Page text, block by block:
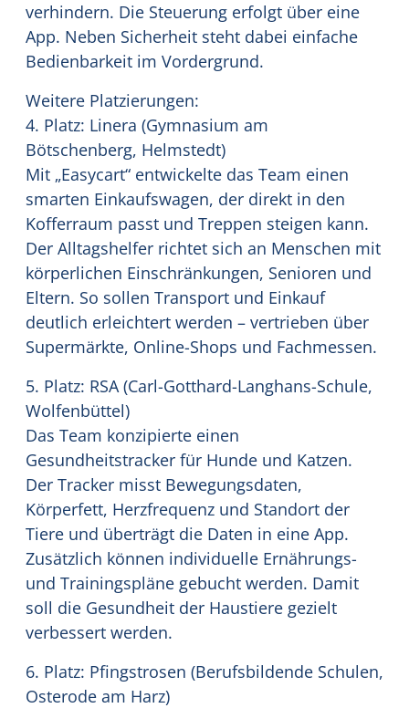
verhindern. Die Steuerung erfolgt über eine
App. Neben Sicherheit steht dabei einfache
Bedienbarkeit im Vordergrund.
Weitere Platzierungen:
4. Platz: Linera (Gymnasium am
Bötschenberg, Helmstedt)
Mit „Easycart“ entwickelte das Team einen
smarten Einkaufswagen, der direkt in den
Kofferraum passt und Treppen steigen kann.
Der Alltagshelfer richtet sich an Menschen mit
körperlichen Einschränkungen, Senioren und
Eltern. So sollen Transport und Einkauf
deutlich erleichtert werden – vertrieben über
Supermärkte, Online-Shops und Fachmessen.
5. Platz: RSA (Carl-Gotthard-Langhans-Schule,
Wolfenbüttel)
Das Team konzipierte einen
Gesundheitstracker für Hunde und Katzen.
Der Tracker misst Bewegungsdaten,
Körperfett, Herzfrequenz und Standort der
Tiere und überträgt die Daten in eine App.
Zusätzlich können individuelle Ernährungs-
und Trainingspläne gebucht werden. Damit
soll die Gesundheit der Haustiere gezielt
verbessert werden.
6. Platz: Pfingstrosen (Berufsbildende Schulen,
Osterode am Harz)